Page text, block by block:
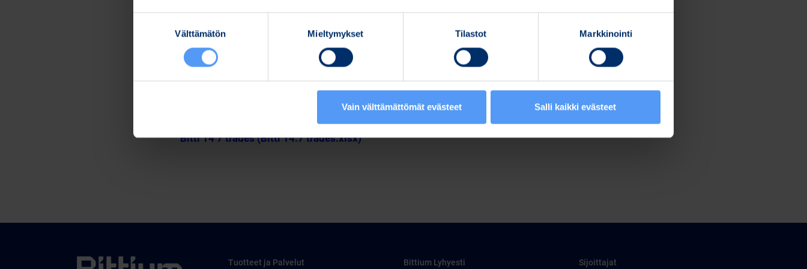
Välttämätön Mieltymykset Tilastot Markkinointi
Vain välttämättömät evästeet Salli kaikki evästeet
Lisätietoja:
Puh. 040 344 5258
Bitti 14 7 trades (Bitti 14.7 trades.xlsx)
Tuotteet ja Palvelut Bittium Lyhyesti Sijoittajat